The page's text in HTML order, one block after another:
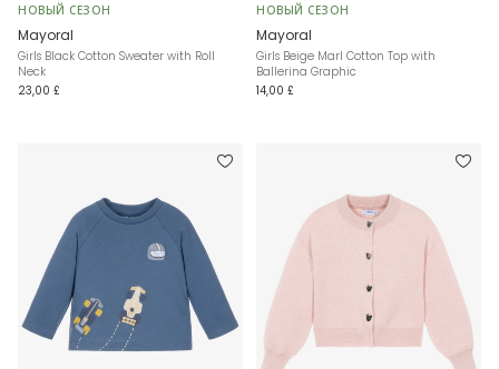
НОВЫЙ СЕЗОН
Mayoral
Girls Black Cotton Sweater with Roll
Neck
23,00 £
НОВЫЙ СЕЗОН
Mayoral
Girls Beige Marl Cotton Top with
Ballerina Graphic
14,00 £